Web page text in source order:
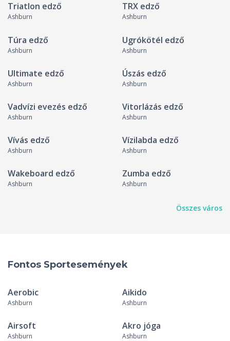
Triatlon edző
Ashburn
TRX edző
Ashburn
Túra edző
Ashburn
Ugrókötél edző
Ashburn
Ultimate edző
Ashburn
Úszás edző
Ashburn
Vadvízi evezés edző
Ashburn
Vitorlázás edző
Ashburn
Vívás edző
Ashburn
Vízilabda edző
Ashburn
Wakeboard edző
Ashburn
Zumba edző
Ashburn
Összes város
Fontos Sportesemények
Aerobic
Ashburn
Aikido
Ashburn
Airsoft
Ashburn
Akro jóga
Ashburn